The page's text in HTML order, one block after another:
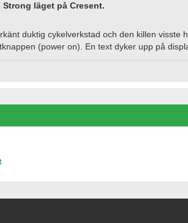
läget på Cresent.
duktig cykelverkstad och den killen
(power on). En text dyker upp på